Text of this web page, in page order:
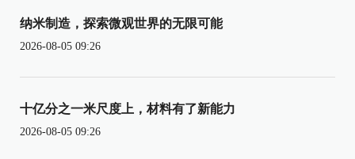
纳米制造，探索微观世界的无限可能
2026-08-05 09:26
十亿分之一米尺度上，材料有了新能力
2026-08-05 09:26